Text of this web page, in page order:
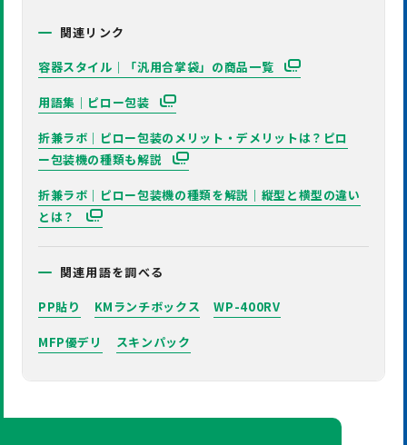
関連リンク
容器スタイル｜「汎用合掌袋」の商品一覧
用語集｜ピロー包装
折兼ラボ｜ピロー包装のメリット・デメリットは？ピロ
ー包装機の種類も解説
折兼ラボ｜ピロー包装機の種類を解説｜縦型と横型の違い
とは？
関連用語を調べる
PP貼り
KMランチボックス WP-400RV
MFP優デリ スキンパック